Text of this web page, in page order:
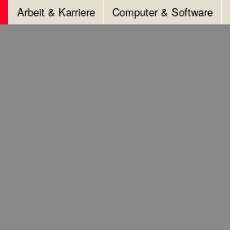
Arbeit & Karriere Computer & Software